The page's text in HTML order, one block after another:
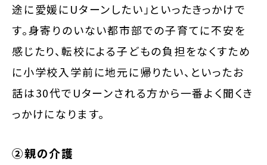
途に愛媛にUターンしたい」といったきっかけで
す。身寄りのいない都市部での子育てに不安を
感じたり、転校による子どもの負担をなくすため
に小学校入学前に地元に帰りたい、といったお
話は30代でUターンされる方から一番よく聞くき
っかけになります。
②親の介護